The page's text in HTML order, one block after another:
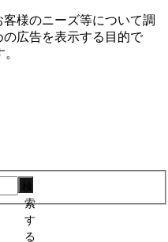
様のニーズ等について調
広告を表⽰する⽬的で
索
す
る